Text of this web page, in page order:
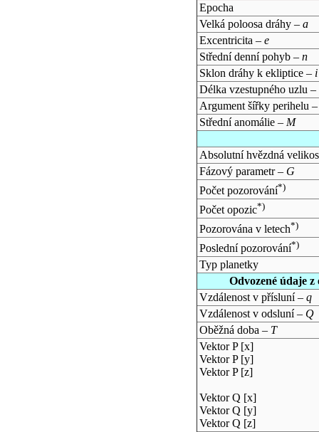
Epocha
Velká poloosa dráhy – a
Excentricita – e
Střední denní pohyb – n
Sklon dráhy k ekliptice – i
Délka vzestupného uzlu –
Argument šířky perihelu
Střední anomálie – M
Absolutní hvězdná
Fázový parametr – G
Počet pozorování*)
Počet opozic*)
Pozorována v letech*)
Poslední pozorování*)
Typ planetky
Odvozené údaje
Vzdálenost v přísluní – q
Vzdálenost v odsluní – Q
Oběžná doba – T
Vektor P [x]
Vektor P [y]
Vektor P [z]
Vektor Q [x]
Vektor Q [y]
Vektor Q [z]